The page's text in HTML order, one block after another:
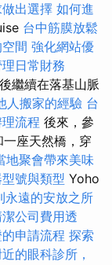
出選擇 如何進
台中筋膜放鬆
間 強化網站優
日常財務
繼續在落基山脈
人搬家的經驗 台
流程 後來，參
座天然橋，穿
地聚會帶來美味
號與類型 Yoho
永遠的安放之所
公司費用透
申請流程 探索
的眼科診所，